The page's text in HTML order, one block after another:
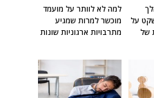
למה לא לוותר על מועמד
מוכשר למרות שמגיע
מתרבויות ארגוניות שונות
על
של